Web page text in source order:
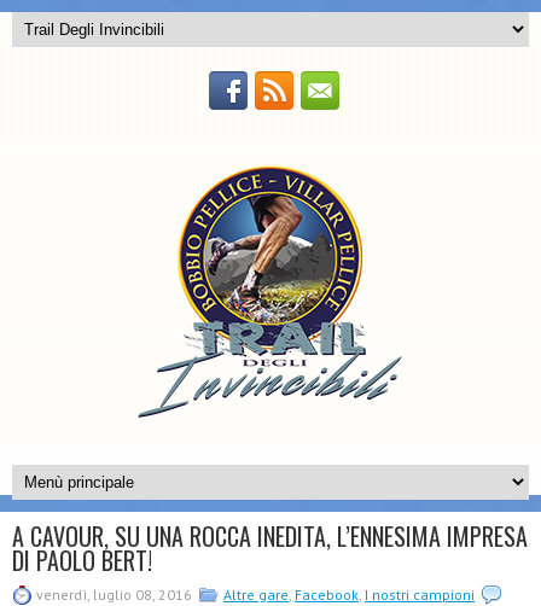
A CAVOUR, SU UNA ROCCA INEDITA, L’ENNESIMA IMPRESA
DI PAOLO BERT!
venerdì, luglio 08, 2016 Altre gare, Facebook, I nostri campioni